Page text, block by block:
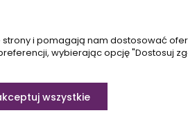
i pomagają nam dostosować
wybierając opcję "Dostosuj
wszystkie